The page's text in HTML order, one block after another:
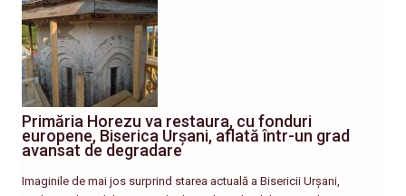
Primăria Horezu va restaura, cu fonduri
europene, Biserica Urșani, aflată într-un grad
avansat de degradare
Imaginile de mai jos surprind starea actuală a Bisericii Urșani,